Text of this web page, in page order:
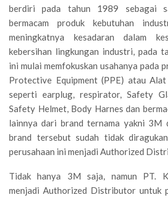
berdiri pada tahun 1989 sebagai
bermacam produk kebutuhan
meningkatnya kesadaran dalam
kebersihan lingkungan industri, pada
ini mulai memfokuskan usahanya pada
Protective Equipment (PPE) atau
seperti earplug, respirator, Safety
Safety Helmet, Body Harnes dan
lainnya dari brand ternama yakni 3M
brand tersebut sudah tidak
perusahaan ini menjadi Authorized
Tidak hanya 3M saja, namun PT.
menjadi Authorized Distributor untuk